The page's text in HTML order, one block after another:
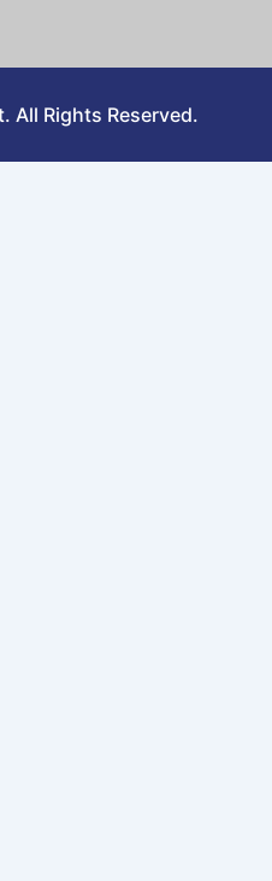
All Rights Reserved.